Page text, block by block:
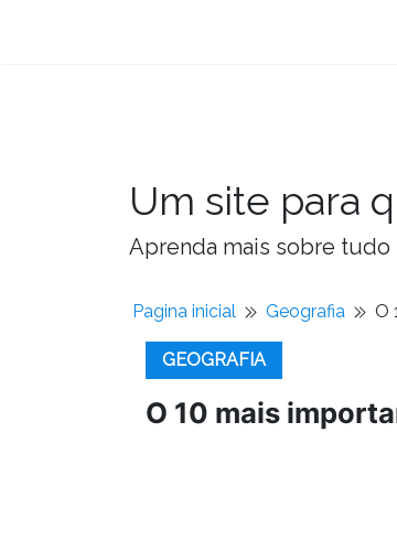
Um site para
Aprenda mais sobre
Pagina inicial Geografia O
GEOGRAFIA
O 10 mais